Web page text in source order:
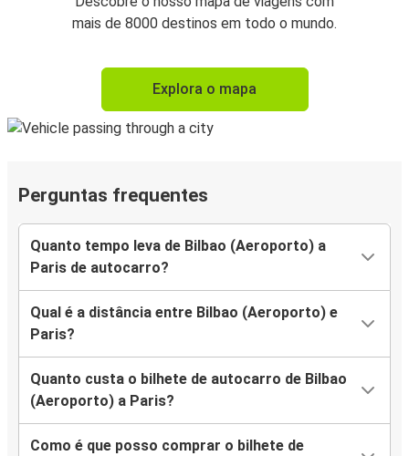
mais de 8000 destinos em todo o mundo.
Explora o mapa
Perguntas frequentes
Quanto tempo leva de Bilbao (Aeroporto) a
Paris de autocarro?
Qual é a distância entre Bilbao (Aeroporto) e
Paris?
Quanto custa o bilhete de autocarro de Bilbao
(Aeroporto) a Paris?
Como é que posso comprar o bilhete de